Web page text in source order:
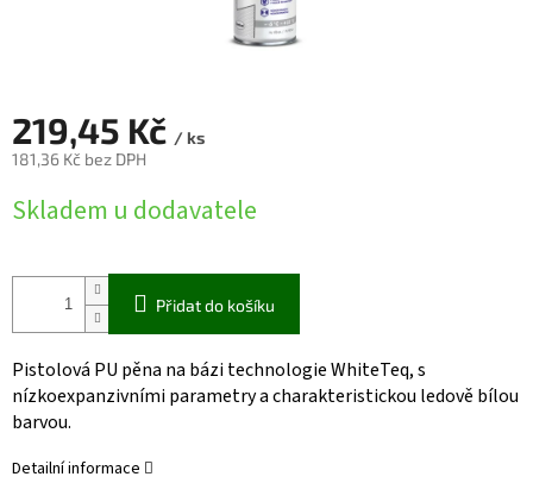
219,45 Kč / ks
181,36 Kč bez DPH
cena:
Skladem u dodavatele
Přidat do košíku
Pistolová PU pěna na bázi technologie WhiteTeq, s
nízkoexpanzivními parametry a charakteristickou ledově bílou
barvou.
Detailní informace